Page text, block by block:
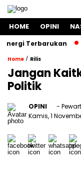
HOME OPINI
Terbarukan
Home / Rilis
Jangan
Politik
OPINI
-
Kamis, 1